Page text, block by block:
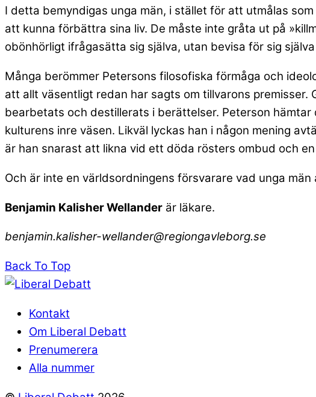
I detta bemyndigas unga män, i stället för att utmålas
att kunna förbättra sina liv. De måste inte gråta ut på
obönhörligt ifrågasätta sig själva, utan bevisa för sig
Många berömmer Petersons filosofiska förmåga och
att allt väsentligt redan har sagts om tillvarons
bearbetats och destillerats i berättelser. Peterson
kulturens inre väsen. Likväl lyckas han i någon mening
är han snarast att likna vid ett döda rösters ombud och
Och är inte en världsordningens försvarare vad unga män
Benjamin Kalisher Wellander är läkare.
benjamin.kalisher-wellander@regiongavleborg.se
Back To Top
Kontakt
Om Liberal Debatt
Prenumerera
Alla nummer